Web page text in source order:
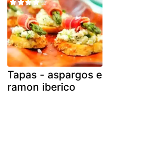
Tapas - aspargos e
ramon iberico